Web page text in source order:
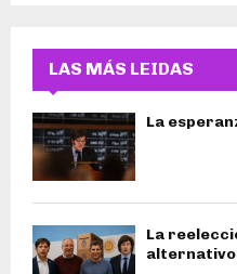
LAS MÁS LEIDAS
La
La
alternativo